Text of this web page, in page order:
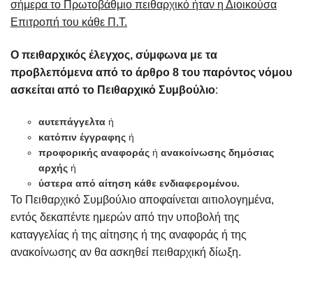
σήμερα το Πρωτοβάθμιο πειθαρχικό ήταν η Διοικούσα
Επιτροπή του κάθε Π.Τ.
Ο πειθαρχικός έλεγχος, σύμφωνα με τα
προβλεπόμενα από το άρθρο 8 του παρόντος νόμου
ασκείται από το Πειθαρχικό Συμβούλιο:
αυτεπάγγελτα ή
κατόπιν έγγραφης ή
προφορικής αναφοράς ή ανακοίνωσης δημόσιας
αρχής ή
ύστερα από αίτηση κάθε ενδιαφερομένου.
Το Πειθαρχικό Συμβούλιο αποφαίνεται αιτιολογημένα,
εντός δεκαπέντε ημερών από την υποβολή της
καταγγελίας ή της αίτησης ή της αναφοράς ή της
ανακοίνωσης αν θα ασκηθεί πειθαρχική δίωξη.